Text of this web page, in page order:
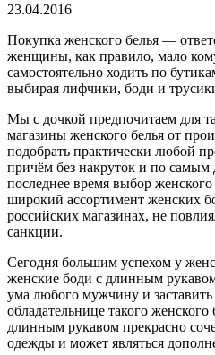
23.04.2016
Покупка женского белья —
женщины, как правило, мало
самостоятельно ходить по
выбирая лифчики, боди и
Мы с дочкой предпочитаем для
магазины женского белья от
подобрать практически любой
причём без накруток и по
последнее время выбор
широкий ассортимент женских
российских магазинах, не
санкции.
Сегодня большим успехом у
женские боди с длинным
ума любого мужчину и заставить
обладательнице такого
длинным рукавом прекрасно
одежды и может являться